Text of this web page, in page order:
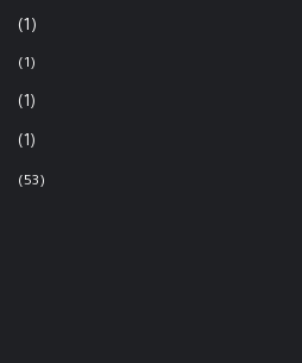
(1)
(1)
(1)
(1)
(53)